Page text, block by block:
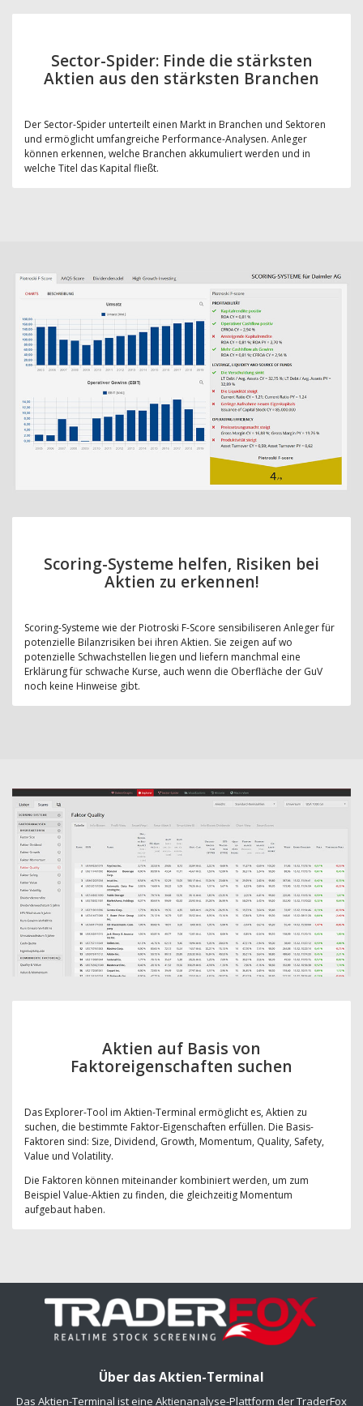
Sector-Spider: Finde die stärksten
Aktien aus den stärksten Branchen
Der Sector-Spider unterteilt einen Markt in Branchen und Sektoren
und ermöglicht umfangreiche Performance-Analysen. Anleger
können erkennen, welche Branchen akkumuliert werden und in
welche Titel das Kapital fließt.
Scoring-Systeme helfen, Risiken bei
Aktien zu erkennen!
Scoring-Systeme wie der Piotroski F-Score sensibiliseren Anleger für
potenzielle Bilanzrisiken bei ihren Aktien. Sie zeigen auf wo
potenzielle Schwachstellen liegen und liefern manchmal eine
Erklärung für schwache Kurse, auch wenn die Oberfläche der GuV
noch keine Hinweise gibt.
Aktien auf Basis von
Faktoreigenschaften suchen
Das Explorer-Tool im Aktien-Terminal ermöglicht es, Aktien zu
suchen, die bestimmte Faktor-Eigenschaften erfüllen. Die Basis-
Faktoren sind: Size, Dividend, Growth, Momentum, Quality, Safety,
Value und Volatility.
Die Faktoren können miteinander kombiniert werden, um zum
Beispiel Value-Aktien zu finden, die gleichzeitig Momentum
aufgebaut haben.
Über das Aktien-Terminal
Das Aktien-Terminal ist eine Aktienanalyse-Plattform der TraderFox